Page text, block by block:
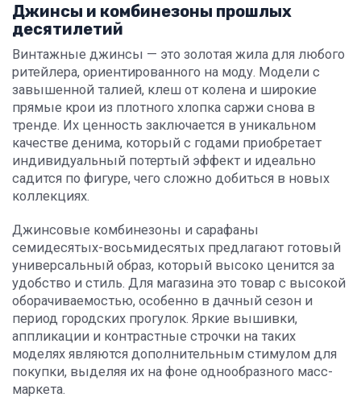
Джинсы и комбинезоны прошлых
десятилетий
Винтажные джинсы — это золотая жила для любого
ритейлера, ориентированного на моду. Модели с
завышенной талией, клеш от колена и широкие
прямые крои из плотного хлопка саржи снова в
тренде. Их ценность заключается в уникальном
качестве денима, который с годами приобретает
индивидуальный потертый эффект и идеально
садится по фигуре, чего сложно добиться в новых
коллекциях.
Джинсовые комбинезоны и сарафаны
семидесятых-восьмидесятых предлагают готовый
универсальный образ, который высоко ценится за
удобство и стиль. Для магазина это товар с высокой
оборачиваемостью, особенно в дачный сезон и
период городских прогулок. Яркие вышивки,
аппликации и контрастные строчки на таких
моделях являются дополнительным стимулом для
покупки, выделяя их на фоне однообразного масс-
маркета.